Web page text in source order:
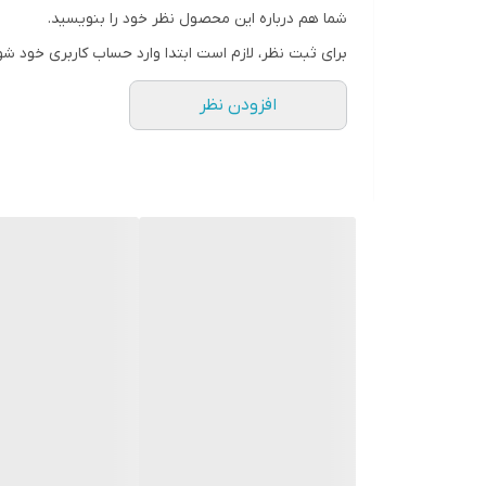
شما هم درباره این محصول نظر خود را بنویسید.
برای ثبت نظر، لازم است ابتدا وارد حساب کاربری خود
افزودن نظر